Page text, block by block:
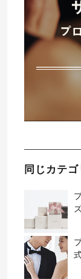
同じカテ